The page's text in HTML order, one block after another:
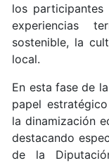
los
experiencias
sostenible, la
local.
En esta fase de
papel
la dinamización
destacando
de la